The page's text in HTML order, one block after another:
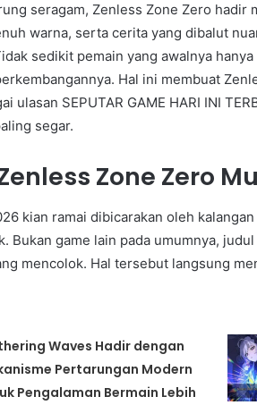
seragam, Zenless Zone Zero hadir
warna, serta cerita yang dibalut
sedikit pemain yang awalnya
Hal ini membuat
ulasan SEPUTAR GAME HARI INI
segar.
Zone Zero
kian ramai dibicarakan oleh
Bukan game lain pada umumnya,
mencolok. Hal tersebut langsung
Waves Hadir dengan
Pertarungan Modern
Pengalaman Bermain Lebih